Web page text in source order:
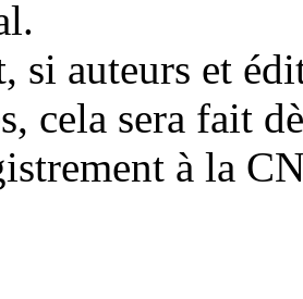
si auteurs et
cela sera fait
à la